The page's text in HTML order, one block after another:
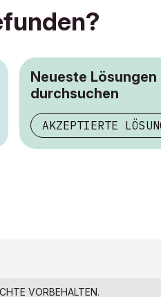
Neueste Lösungen
durchsuchen
AKZEPTIERTE
VORBEHALTEN.